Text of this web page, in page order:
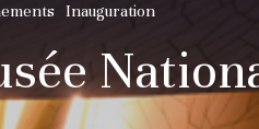
Inauguration